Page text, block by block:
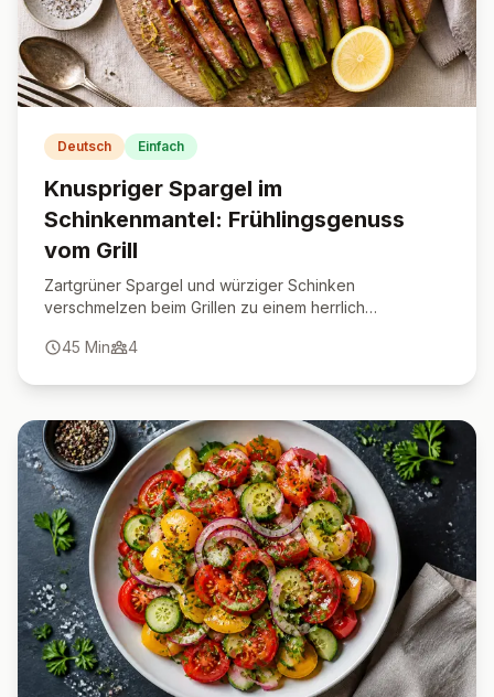
Deutsch Einfach
Knuspriger Spargel im
Schinkenmantel: Frühlingsgenuss
vom Grill
Zartgrüner Spargel und würziger Schinken
verschmelzen beim Grillen zu einem herrlich
45 Min 4